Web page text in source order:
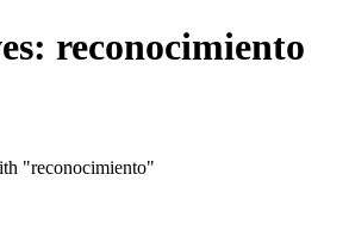
reconocimiento
"reconocimiento"